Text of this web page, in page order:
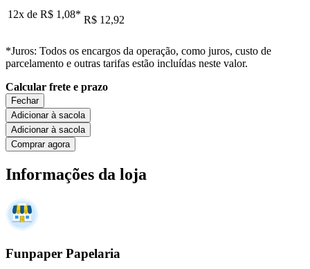
12x de R$ 1,08* R$ 12,92
*Juros: Todos os encargos da operação, como juros, custo de
parcelamento e outras tarifas estão incluídas neste valor.
Calcular frete e prazo
Fechar
Adicionar à sacola
Adicionar à sacola
Comprar agora
Informações da loja
Funpaper Papelaria